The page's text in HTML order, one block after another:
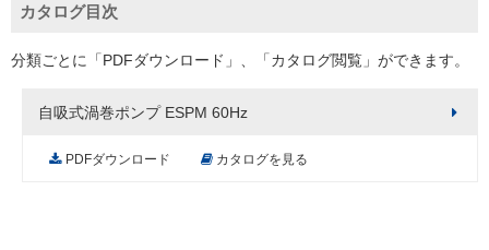
カタログ目次
分類ごとに「PDFダウンロード」、「カタログ閲覧」ができます。
自吸式渦巻ポンプ ESPM 60Hz
PDFダウンロード カタログを見る